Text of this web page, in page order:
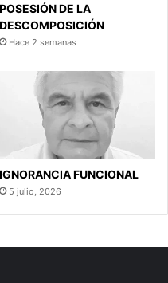
POSESIÓN DE LA
DESCOMPOSICIÓN
Hace 2 semanas
IGNORANCIA FUNCIONAL
5 julio, 2026